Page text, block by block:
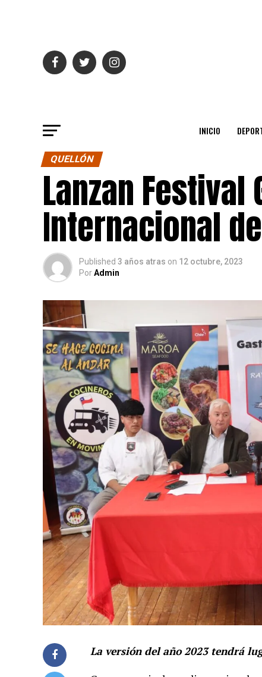
INICIO
QUELLÓN
Lanzan
Internacional
Published 3 años atras on 12 octubre, 2023
PorAdmin
La versión del año 2023 tendrá